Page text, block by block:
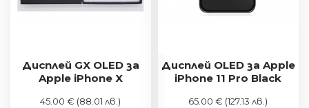
Дисплей GX OLED за
Apple iPhone X
45.00 € (88.01 лв.)
Дисплей OLED за Apple
iPhone 11 Pro Black
65.00 € (127.13 лв.)